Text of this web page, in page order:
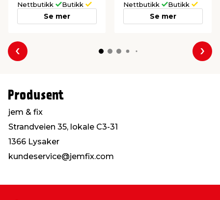
Nettbutikk Butikk
Se mer
Nettbutikk Butikk
Se mer
Forrige
Produsent
jem & fix
Strandveien 35, lokale C3-31
1366 Lysaker
kundeservice@jemfix.com